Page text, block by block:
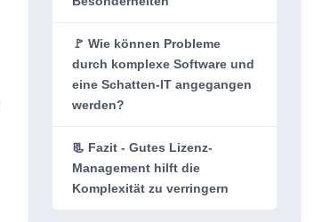
🚩 Wie können Probleme
durch komplexe Software und
eine Schatten-IT angegangen
werden?
📃 Fazit - Gutes Lizenz-
Management hilft die
Komplexität zu verringern